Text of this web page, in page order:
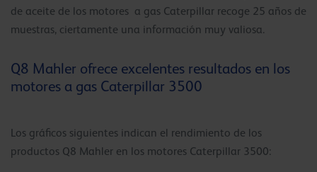
de aceite de los motores a gas Caterpillar recoge 25 años de
muestras, ciertamente una información muy valiosa.
Q8 Mahler ofrece excelentes resultados en los
motores a gas Caterpillar 3500
Los gráficos siguientes indican el rendimiento de los
productos Q8 Mahler en los motores Caterpillar 3500: